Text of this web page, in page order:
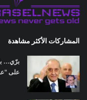
المشاركات الأكثر مشاهدة
برّي...
على